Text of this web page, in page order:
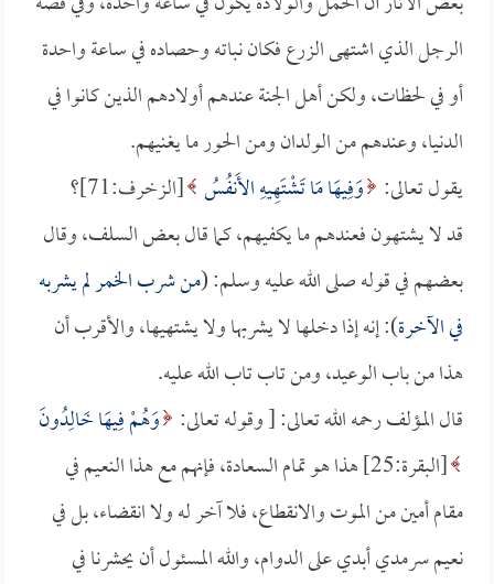
الرجل الذي اشتهى الزرع فكان نباته وحصاده في ساعة واحدة
أو في لحظات، ولكن أهل الجنة عندهم أولادهم الذين كانوا في
الدنيا، وعندهم من الولدان ومن الحور ما يغنيهم.
يقول تعالى: وَفِيهَا مَا تَشْتَهِيهِ الأَنفُسُ [الزخرف:71]؟
قد لا يشتهون فعندهم ما يكفيهم، كما قال بعض السلف، وقال
بعضهم في قوله صلى الله عليه وسلم: (من شرب الخمر لم يشربه
في الآخرة): إنه إذا دخلها لا يشربها ولا يشتهيها، والأقرب أن
هذا من باب الوعيد، ومن تاب تاب الله عليه.
قال المؤلف رحمه الله تعالى: [ وقوله تعالى: وَهُمْ فِيهَا خَالِدُونَ
[البقرة:25] هذا هو تمام السعادة، فإنهم مع هذا النعيم في
مقام أمين من الموت والانقطاع، فلا آخر له ولا انقضاء، بل في
نعيم سرمدي أبدي على الدوام، والله المسئول أن يحشرنا في